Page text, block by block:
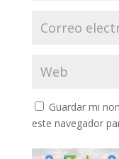
Guardar mi
este navegador